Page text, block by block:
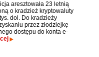
aresztowała 23 letnią
o kradzież kryptowaluty
dol. Do kradzieży
przez złodziejkę
dostępu do konta e-